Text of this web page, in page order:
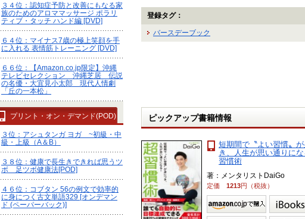
登録タグ：
バースデーブック
ピックアップ書籍情報
短期間で〝よい習慣〟
き、人生が思い通りに
習慣術
著：メンタリストDaiGo
定価 1213円（税抜）
３４位：認知症予防と改善にもなる家
族のためのアロママッサージ ポラリ
ティブ・タッチ ハンド編 [DVD]
６４位：マイナス7歳の極上笑顔を手
に入れる 表情筋トレーニング [DVD]
６６位：【Amazon.co.jp限定】沖縄
テレビセレクション 沖縄芝居 伝説
の名優・大宜見小太郎 現代人情劇
「丘の一本松」
プリント・オン・デマンド(POD)
３位：アシュタンガ ヨガ ~初級・中
級・上級（A＆B）
３８位：健康で長生きできれば思うツ
ボ 足ツボ健康法[POD]
４６位：コブタン 56の例文で効率的
に身につく古文単語329 [オンデマン
ド (ペーパーバック)]